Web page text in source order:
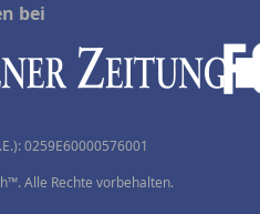
bei
0259Ε60000576001
Alle Rechte vorbehalten.